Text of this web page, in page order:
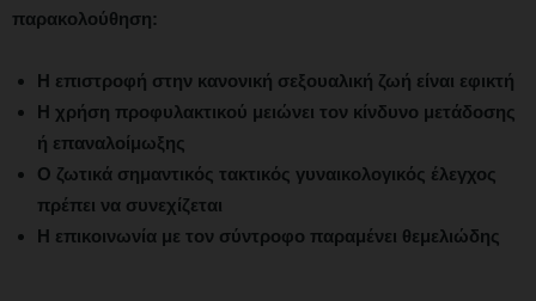
παρακολούθηση:
Η επιστροφή στην κανονική σεξουαλική ζωή είναι εφικτή
Η χρήση προφυλακτικού μειώνει τον κίνδυνο μετάδοσης
ή επαναλοίμωξης
Ο ζωτικά σημαντικός τακτικός γυναικολογικός έλεγχος
πρέπει να συνεχίζεται
Η επικοινωνία με τον σύντροφο παραμένει θεμελιώδης